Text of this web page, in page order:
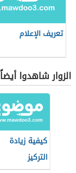
تعريف الإعلام
الزوار شاهدوا أيضاً
كيفية زيادة
التركيز